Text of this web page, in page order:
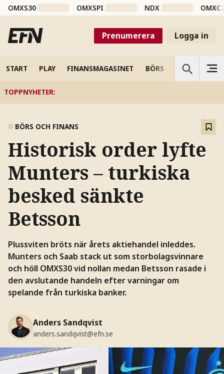
OMXS30 OMXSPI NDX
Prenumerera Logga in
START PLAY FINANSMAGASINET BÖRS VETENSKAP
TOPPNYHETER:
BÖRS OCH FINANS
Historisk order lyfte
Munters – turkiska
besked sänkte
Betsson
Plussviten bröts när årets aktiehandel inleddes.
Munters och Saab stack ut som storbolagsvinnare
och höll OMXS30 vid nollan medan Betsson rasade i
den avslutande handeln efter varningar om
spelande från turkiska banker.
Anders Sandqvist
anders.sandqvist@efn.se